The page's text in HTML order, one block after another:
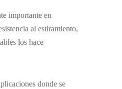
importante en
al estiramiento,
los hace
donde se